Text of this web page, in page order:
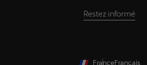
Restez informé
FranceFrançais